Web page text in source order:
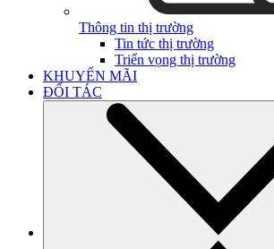
Thông tin thị trường
Tin tức thị trường
Triển vọng thị trường
KHUYẾN MÃI
ĐỐI TÁC